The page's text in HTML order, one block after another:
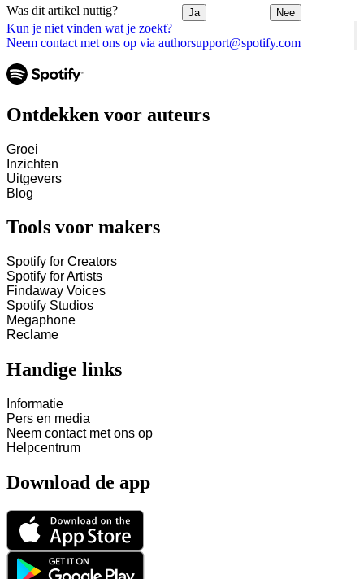
Kun je niet vinden wat je zoekt?
Neem contact met ons op via authorsupport@spotify.com
Was dit artikel nuttig? Ja Nee
Ontdekken voor auteurs
Groei
Inzichten
Uitgevers
Blog
Tools voor makers
Spotify for Creators
Spotify for Artists
Findaway Voices
Spotify Studios
Megaphone
Reclame
Handige links
Informatie
Pers en media
Neem contact met ons op
Helpcentrum
Download de app